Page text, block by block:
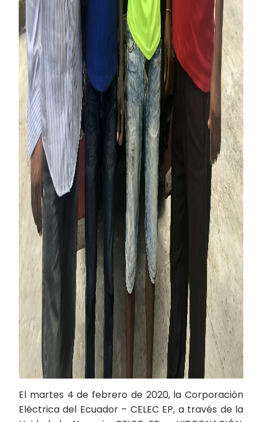
El martes 4 de febrero de 2020, la Corporación
Eléctrica del Ecuador – CELEC EP, a través de la